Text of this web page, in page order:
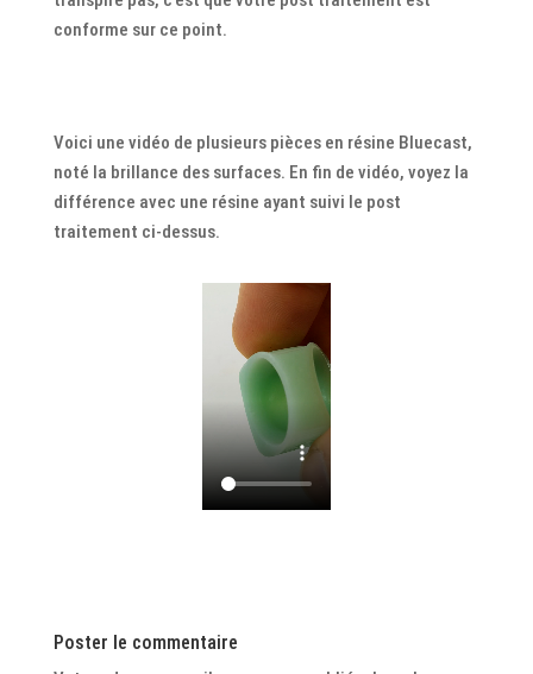
conforme sur ce point.
Voici une vidéo de plusieurs pièces en résine Bluecast,
noté la brillance des surfaces. En fin de vidéo, voyez la
différence avec une résine ayant suivi le post
traitement ci-dessus.
Poster le commentaire